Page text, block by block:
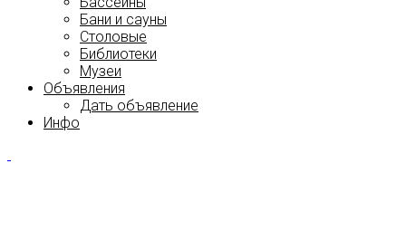
Бани и сауны
Столовые
Библиотеки
Музеи
Объявления
Дать объявление
Инфо